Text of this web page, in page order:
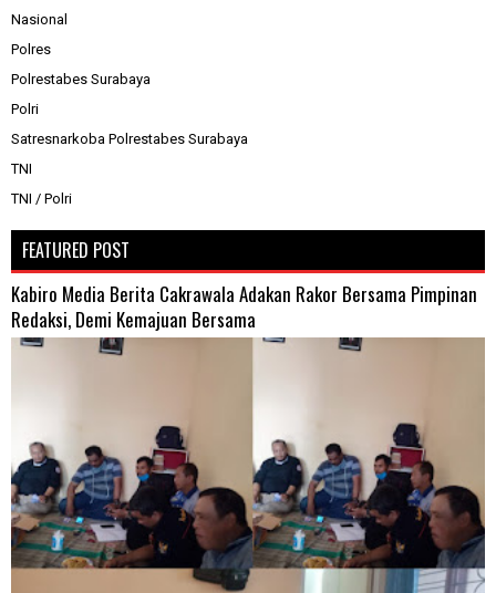
Nasional
Polres
Polrestabes Surabaya
Polri
Satresnarkoba Polrestabes Surabaya
TNI
TNI / Polri
FEATURED POST
Kabiro Media Berita Cakrawala Adakan Rakor Bersama Pimpinan
Redaksi, Demi Kemajuan Bersama